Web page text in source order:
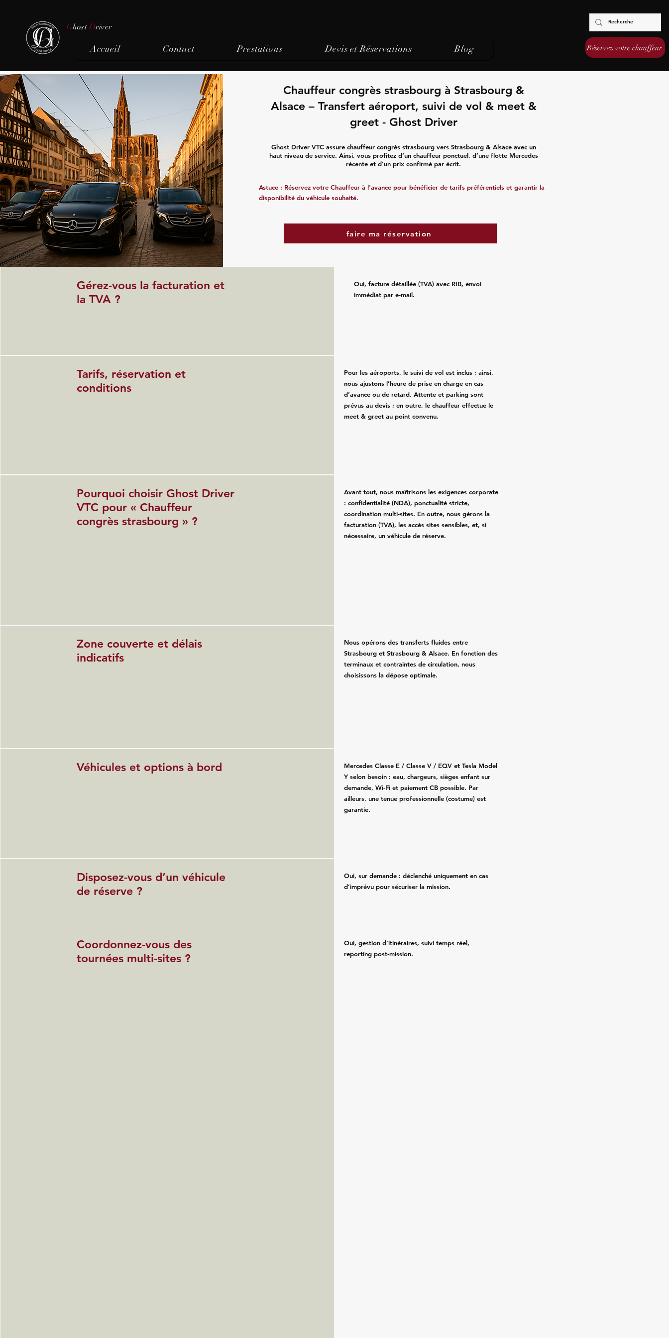
Ghost Driver
Accueil Contact Prestations Devis et Réservations Blog Réservez votre chauffeur
Chauffeur congrès strasbourg à Strasbourg &
Alsace – Transfert aéroport, suivi de vol & meet &
greet - Ghost Driver
Ghost Driver VTC assure chauffeur congrès strasbourg vers Strasbourg & Alsace avec un
haut niveau de service. Ainsi, vous profitez d’un chauffeur ponctuel, d’une flotte Mercedes
récente et d’un prix confirmé par écrit.
Astuce : Réservez votre Chauffeur à l'avance pour bénéficier de tarifs préférentiels et garantir la
disponibilité du véhicule souhaité.
faire ma réservation
Gérez-vous la facturation et
la TVA ?
Oui, facture détaillée (TVA) avec RIB, envoi
immédiat par e-mail.
Tarifs, réservation et
conditions
Pour les aéroports, le suivi de vol est inclus ; ainsi,
nous ajustons l’heure de prise en charge en cas
d’avance ou de retard. Attente et parking sont
prévus au devis ; en outre, le chauffeur effectue le
meet & greet au point convenu.
Pourquoi choisir Ghost Driver
VTC pour « Chauffeur
congrès strasbourg » ?
Avant tout, nous maîtrisons les exigences corporate
: confidentialité (NDA), ponctualité stricte,
coordination multi-sites. En outre, nous gérons la
facturation (TVA), les accès sites sensibles, et, si
nécessaire, un véhicule de réserve.
Zone couverte et délais
indicatifs
Nous opérons des transferts fluides entre
Strasbourg et Strasbourg & Alsace. En fonction des
terminaux et contraintes de circulation, nous
choisissons la dépose optimale.
Véhicules et options à bord
Mercedes Classe E / Classe V / EQV et Tesla Model
Y selon besoin : eau, chargeurs, sièges enfant sur
demande, Wi-Fi et paiement CB possible. Par
ailleurs, une tenue professionnelle (costume) est
garantie.
Disposez-vous d’un véhicule
de réserve ?
Oui, sur demande : déclenché uniquement en cas
d’imprévu pour sécuriser la mission.
Coordonnez-vous des
tournées multi-sites ?
Oui, gestion d’itinéraires, suivi temps réel,
reporting post-mission.